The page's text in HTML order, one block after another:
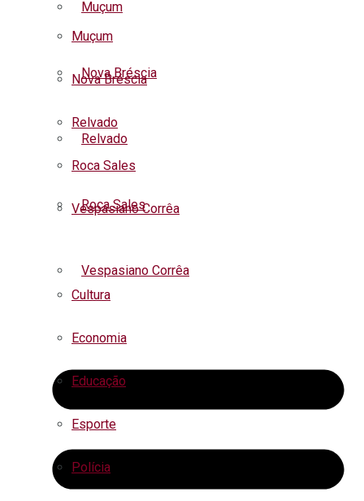
Muçum
Nova Bréscia
Relvado
Roca Sales
Vespasiano Corrêa
Muçum
Nova Bréscia
Relvado
Roca Sales
Vespasiano Corrêa
Cultura
Economia
Educação
Esporte
Polícia